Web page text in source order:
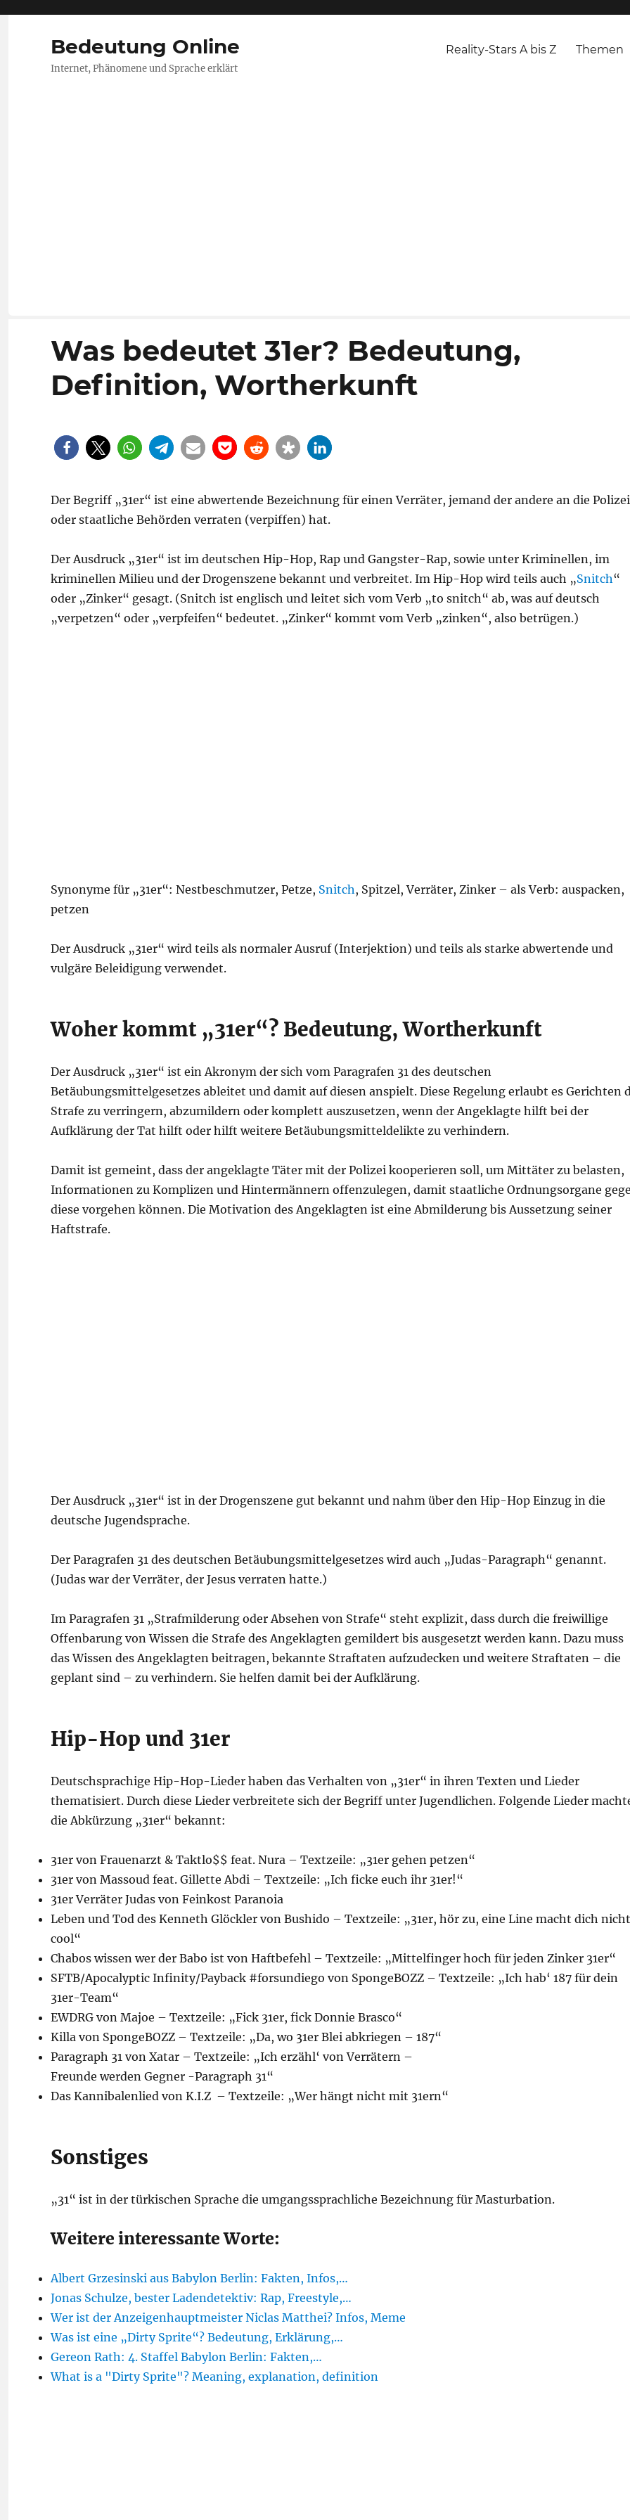
Bedeutung Online
Internet, Phänomene und Sprache erklärt
Reality-Stars A bis Z Themen
Was bedeutet 31er? Bedeutung,
Definition, Wortherkunft
Der Begriff „31er“ ist eine abwertende Bezeichnung für einen Verräter, jemand der andere an die Polizei
oder staatliche Behörden verraten (verpiffen) hat.
Der Ausdruck „31er“ ist im deutschen Hip-Hop, Rap und Gangster-Rap, sowie unter Kriminellen, im
kriminellen Milieu und der Drogenszene bekannt und verbreitet. Im Hip-Hop wird teils auch „Snitch“
oder „Zinker“ gesagt. (Snitch ist englisch und leitet sich vom Verb „to snitch“ ab, was auf deutsch
„verpetzen“ oder „verpfeifen“ bedeutet. „Zinker“ kommt vom Verb „zinken“, also betrügen.)
Synonyme für „31er“: Nestbeschmutzer, Petze, Snitch, Spitzel, Verräter, Zinker – als Verb: auspacken,
petzen
Der Ausdruck „31er“ wird teils als normaler Ausruf (Interjektion) und teils als starke abwertende und
vulgäre Beleidigung verwendet.
Woher kommt „31er“? Bedeutung, Wortherkunft
Der Ausdruck „31er“ ist ein Akronym der sich vom Paragrafen 31 des deutschen
Betäubungsmittelgesetzes ableitet und damit auf diesen anspielt. Diese Regelung erlaubt es Gerichten
Strafe zu verringern, abzumildern oder komplett auszusetzen, wenn der Angeklagte hilft bei der
Aufklärung der Tat hilft oder hilft weitere Betäubungsmitteldelikte zu verhindern.
Damit ist gemeint, dass der angeklagte Täter mit der Polizei kooperieren soll, um Mittäter zu belasten,
Informationen zu Komplizen und Hintermännern offenzulegen, damit staatliche Ordnungsorgane
diese vorgehen können. Die Motivation des Angeklagten ist eine Abmilderung bis Aussetzung seiner
Haftstrafe.
Der Ausdruck „31er“ ist in der Drogenszene gut bekannt und nahm über den Hip-Hop Einzug in die
deutsche Jugendsprache.
Der Paragrafen 31 des deutschen Betäubungsmittelgesetzes wird auch „Judas-Paragraph“ genannt.
(Judas war der Verräter, der Jesus verraten hatte.)
Im Paragrafen 31 „Strafmilderung oder Absehen von Strafe“ steht explizit, dass durch die freiwillige
Offenbarung von Wissen die Strafe des Angeklagten gemildert bis ausgesetzt werden kann. Dazu muss
das Wissen des Angeklagten beitragen, bekannte Straftaten aufzudecken und weitere Straftaten – die
geplant sind – zu verhindern. Sie helfen damit bei der Aufklärung.
Hip-Hop und 31er
Deutschsprachige Hip-Hop-Lieder haben das Verhalten von „31er“ in ihren Texten und Lieder
thematisiert. Durch diese Lieder verbreitete sich der Begriff unter Jugendlichen. Folgende Lieder
die Abkürzung „31er“ bekannt:
31er von Frauenarzt & Taktlo$$ feat. Nura – Textzeile: „31er gehen petzen“
31er von Massoud feat. Gillette Abdi – Textzeile: „Ich ficke euch ihr 31er!“
31er Verräter Judas von Feinkost Paranoia
Leben und Tod des Kenneth Glöckler von Bushido – Textzeile: „31er, hör zu, eine Line macht dich nicht
cool“
Chabos wissen wer der Babo ist von Haftbefehl – Textzeile: „Mittelfinger hoch für jeden Zinker 31er“
SFTB/Apocalyptic Infinity/Payback #forsundiego von SpongeBOZZ – Textzeile: „Ich hab‘ 187 für dein
31er-Team“
EWDRG von Majoe – Textzeile: „Fick 31er, fick Donnie Brasco“
Killa von SpongeBOZZ – Textzeile: „Da, wo 31er Blei abkriegen – 187“
Paragraph 31 von Xatar – Textzeile: „Ich erzähl‘ von Verrätern –
Freunde werden Gegner -Paragraph 31“
Das Kannibalenlied von K.I.Z – Textzeile: „Wer hängt nicht mit 31ern“
Sonstiges
„31“ ist in der türkischen Sprache die umgangssprachliche Bezeichnung für Masturbation.
Weitere interessante Worte:
Albert Grzesinski aus Babylon Berlin: Fakten, Infos,…
Jonas Schulze, bester Ladendetektiv: Rap, Freestyle,…
Wer ist der Anzeigenhauptmeister Niclas Matthei? Infos, Meme
Was ist eine „Dirty Sprite“? Bedeutung, Erklärung,…
Gereon Rath: 4. Staffel Babylon Berlin: Fakten,…
What is a "Dirty Sprite"? Meaning, explanation, definition